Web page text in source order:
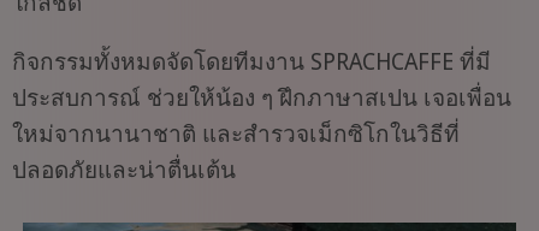
กิจกรรมทั้งหมดจัดโดยทีมงาน SPRACHCAFFE ที่มี
ประสบการณ์ ช่วยให้น้อง ๆ ฝึกภาษาสเปน เจอเพื่อน
ใหม่จากนานาชาติ และสำรวจเม็กซิโกในวิธีที่
ปลอดภัยและน่าตื่นเต้น